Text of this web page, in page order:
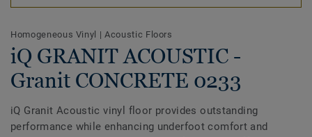
Homogeneous Vinyl |Acoustic Floors
iQ GRANIT ACOUSTIC -
Granit CONCRETE 0233
iQ Granit Acoustic vinyl floor provides outstanding
performance while enhancing underfoot comfort and